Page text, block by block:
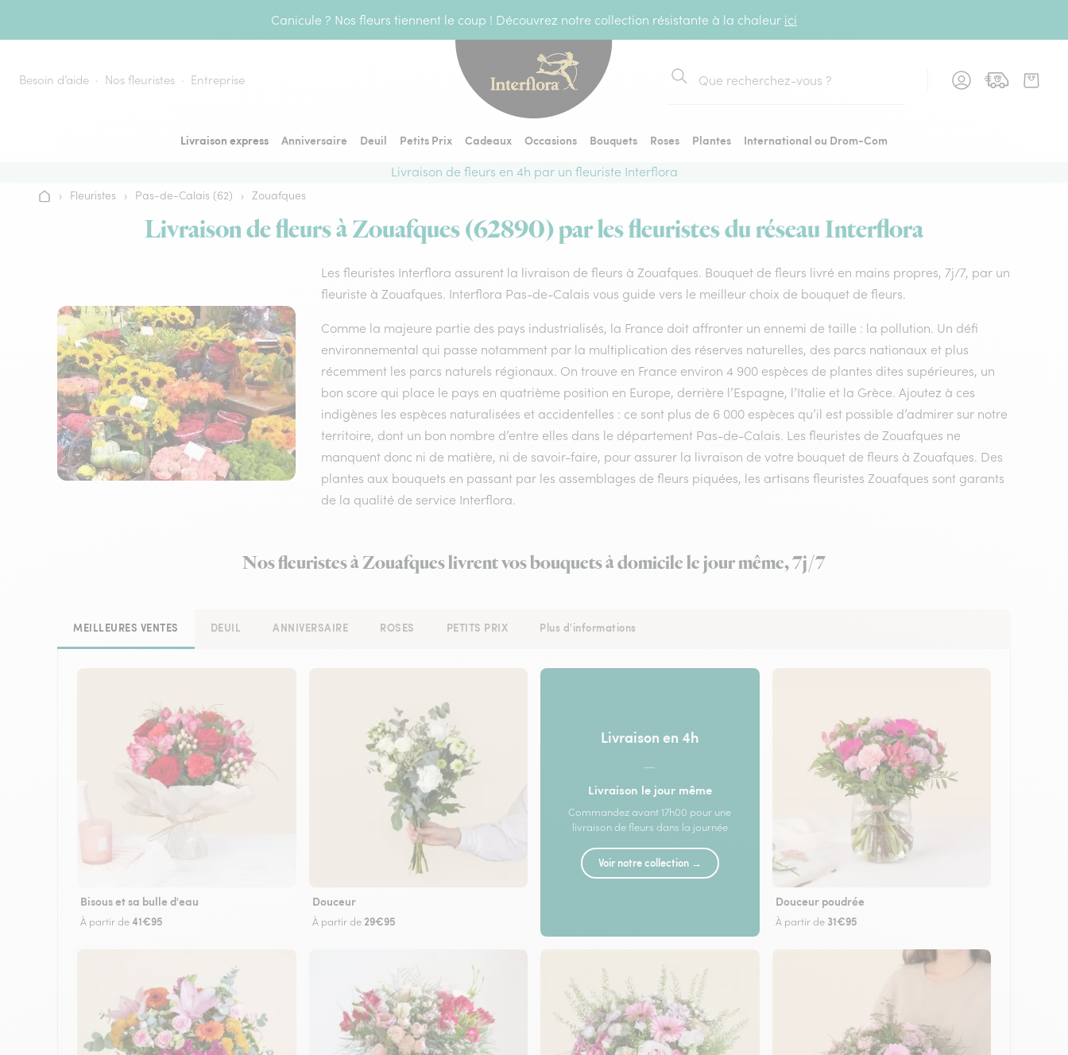
Canicule ? Nos fleurs tiennent le coup ! Découvrez notre collection résistante à la chaleur ici
Besoin d’aide Nos fleuristes Entreprise
Rechercher
Livraison express Anniversaire Deuil Petits Prix Cadeaux Occasions Bouquets Roses Plantes
International ou Drom-Com
Livraison de fleurs en 4h par un fleuriste Interflora
Accueil
› Fleuristes › Pas-de-Calais (62) › Zouafques
Livraison de fleurs à Zouafques (62890) par les fleuristes du réseau Interflora
Les fleuristes Interflora assurent la livraison de fleurs à Zouafques. Bouquet de fleurs livré en mains propres, 7j/7, par un
fleuriste à Zouafques. Interflora Pas-de-Calais vous guide vers le meilleur choix de bouquet de fleurs.
Comme la majeure partie des pays industrialisés, la France doit affronter un ennemi de taille : la pollution. Un défi
environnemental qui passe notamment par la multiplication des réserves naturelles, des parcs nationaux et plus
récemment les parcs naturels régionaux. On trouve en France environ 4 900 espèces de plantes dites supérieures, un
bon score qui place le pays en quatrième position en Europe, derrière l’Espagne, l’Italie et la Grèce. Ajoutez à ces
indigènes les espèces naturalisées et accidentelles : ce sont plus de 6 000 espèces qu’il est possible d’admirer sur notre
territoire, dont un bon nombre d’entre elles dans le département Pas-de-Calais. Les fleuristes de Zouafques ne
manquent donc ni de matière, ni de savoir-faire, pour assurer la livraison de votre bouquet de fleurs à Zouafques. Des
plantes aux bouquets en passant par les assemblages de fleurs piquées, les artisans fleuristes Zouafques sont garants
de la qualité de service Interflora.
Nos fleuristes à Zouafques livrent vos bouquets à domicile le jour même, 7j/7
MEILLEURES VENTES DEUIL ANNIVERSAIRE ROSES PETITS PRIX Plus d'informations
Bisous et sa bulle d'eau
À partir de41€95
Douceur
À partir de 29€95
Livraison en 4h
—
Livraison le jour même
Commandez avant 17h00 pour une
livraison de fleurs dans la journée
Voir notre collection →
Douceur poudrée
À partir de 31€95